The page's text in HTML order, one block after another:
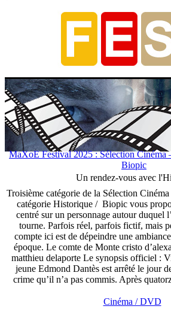
MaXoE Festival 2025 : Sélection Cinéma
Biopic
Un rendez-vous avec
Troisième catégorie de la Sélection
catégorie Historique / Biopic vous
centré sur un personnage autour duquel
tourne. Parfois réel, parfois fictif, mais
compte ici est de dépeindre une
époque. Le comte de Monte cristo
matthieu delaporte Le synopsis officiel :
jeune Edmond Dantès est arrêté le jour
crime qu’il n’a pas commis. Après
Cinéma / DVD